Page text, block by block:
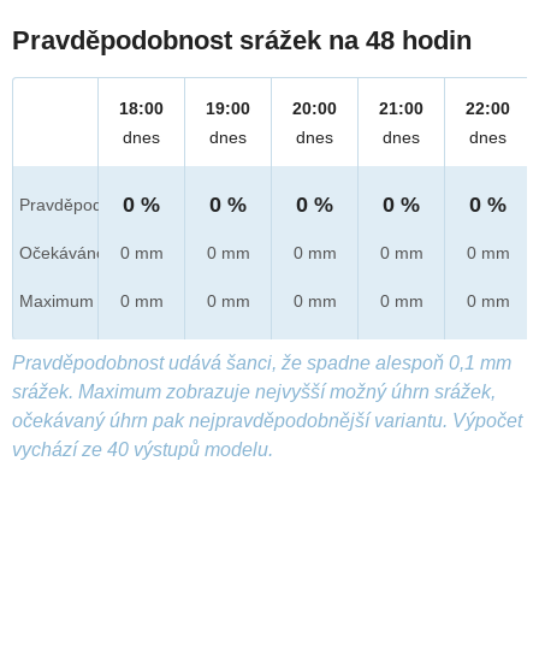
Pravděpodobnost srážek na 48 hodin
Pravděpod.
Očekáváno
Maximum
18:00
dnes
0 %
0 mm
0 mm
19:00
dnes
0 %
0 mm
0 mm
20:00
dnes
0 %
0 mm
0 mm
21:00
dnes
0 %
0 mm
0 mm
22:00
dnes
0 %
0 mm
0 mm
Pravděpodobnost udává šanci, že spadne alespoň 0,1 mm
srážek. Maximum zobrazuje nejvyšší možný úhrn srážek,
očekávaný úhrn pak nejpravděpodobnější variantu. Výpočet
vychází ze 40 výstupů modelu.